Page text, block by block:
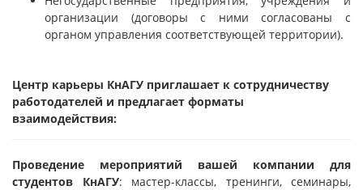
организации (договоры с ними согласованы с
органом управления соответствующей территории).
Центр карьеры КнАГУ приглашает к сотрудничеству
работодателей и предлагает форматы
взаимодействия:
Проведение мероприятий вашей компании для
студентов КнАГУ: мастер-классы, тренинги, семинары,